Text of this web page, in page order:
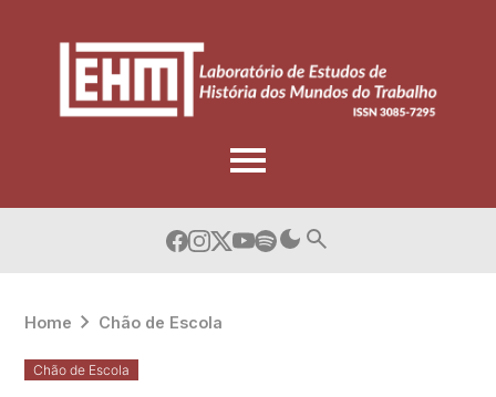
Home Chão de Escola
Chão de Escola